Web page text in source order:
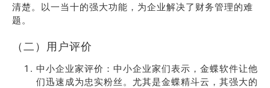
清楚。以一当十的强大功能，为企业解决了财务管理的难
题。
（二）用户评价
中小企业家评价：中小企业家们表示，金蝶软件让他
们迅速成为忠实粉丝。尤其是金蝶精斗云，其强大的